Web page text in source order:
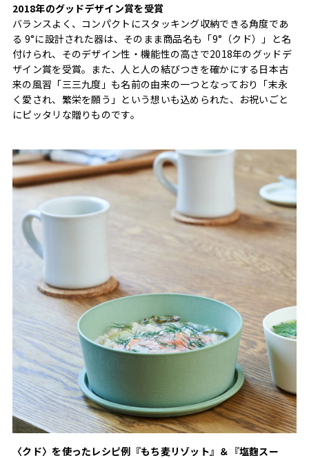
2018年のグッドデザイン賞を受賞
バランスよく、コンパクトにスタッキング収納できる角度であ
る 9°に設計された器は、そのまま商品名も「9°（クド）」と名
付けられ、そのデザイン性・機能性の高さで2018年のグッドデ
ザイン賞を受賞。また、人と人の結びつきを確かにする日本古
来の風習「三三九度」も名前の由来の一つとなっており「末永
く愛され、繁栄を願う」という想いも込められた、お祝いごと
にピッタリな贈りものです。
〈クド〉を使ったレシピ例『もち麦リゾット』＆『塩麴スー